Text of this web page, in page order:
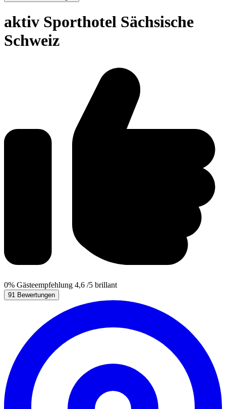
aktiv Sporthotel Sächsische
Schweiz
0% Gästeempfehlung 4,6 /5 brillant
91 Bewertungen